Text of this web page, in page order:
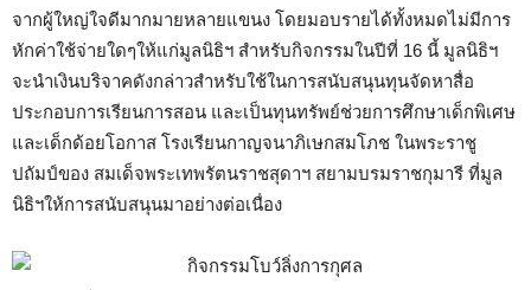
จากผู้ใหญ่ใจดีมากมายหลายแขนง โดยมอบรายได้ทั้งหมดไม่มีการ
หักค่าใช้จ่ายใดๆให้แก่มูลนิธิฯ สำหรับกิจกรรมในปีที่ 16 นี้ มูลนิธิฯ
จะนำเงินบริจาคดังกล่าวสำหรับใช้ในการสนับสนุนทุนจัดหาสื่อ
ประกอบการเรียนการสอน และเป็นทุนทรัพย์ช่วยการศึกษาเด็กพิเศษ
และเด็กด้อยโอกาส โรงเรียนกาญจนาภิเษกสมโภช ในพระราชู
ปถัมป์ของ สมเด็จพระเทพรัตนราชสุดาฯ สยามบรมราชกุมารี ที่มูล
นิธิฯให้การสนับสนุนมาอย่างต่อเนื่อง